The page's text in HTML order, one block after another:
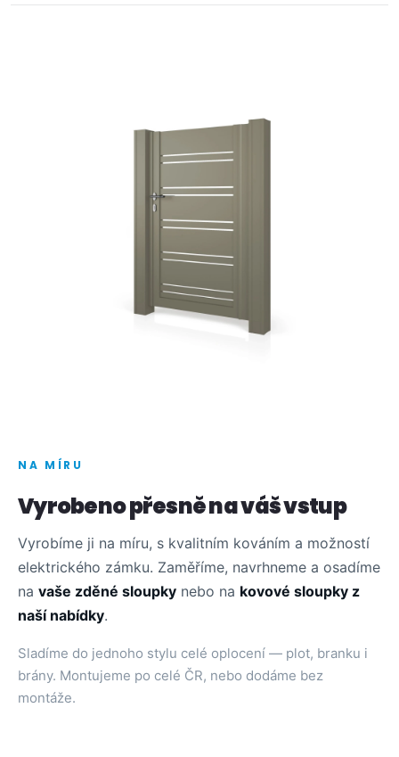
NA MÍRU
Vyrobeno přesně na váš vstup
Vyrobíme ji na míru, s kvalitním kováním a možností
elektrického zámku. Zaměříme, navrhneme a osadíme
na vaše zděné sloupky nebo na kovové sloupky z
naší nabídky.
Sladíme do jednoho stylu celé oplocení — plot, branku i
brány. Montujeme po celé ČR, nebo dodáme bez
montáže.